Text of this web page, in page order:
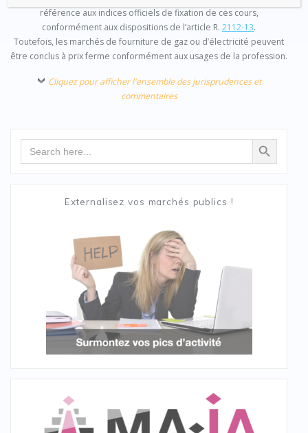
référence aux indices officiels de fixation de ces cours,
conformément aux dispositions de l’article R. 2112-13.
Toutefois, les marchés de fourniture de gaz ou d’électricité peuvent
être conclus à prix ferme conformément aux usages de la profession.
Cliquez pour afficher l'ensemble des jurisprudences et
commentaires
Search Search Button
Externalisez vos marchés publics !